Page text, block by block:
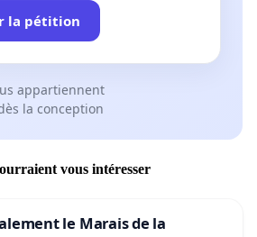
la pétition
appartiennent
la conception
vous intéresser
le Marais de la